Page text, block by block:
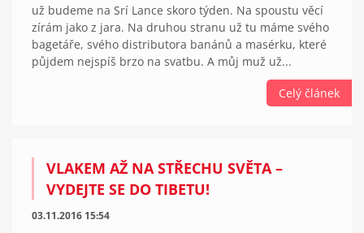
už budeme na Srí Lance skoro týden. Na spoustu věcí
zírám jako z jara. Na druhou stranu už tu máme svého
bagetáře, svého distributora banánů a masérku, které
půjdem nejspíš brzo na svatbu. A můj muž už...
Celý článek
VLAKEM AŽ NA STŘECHU SVĚTA –
VYDEJTE SE DO TIBETU!
03.11.2016 15:54